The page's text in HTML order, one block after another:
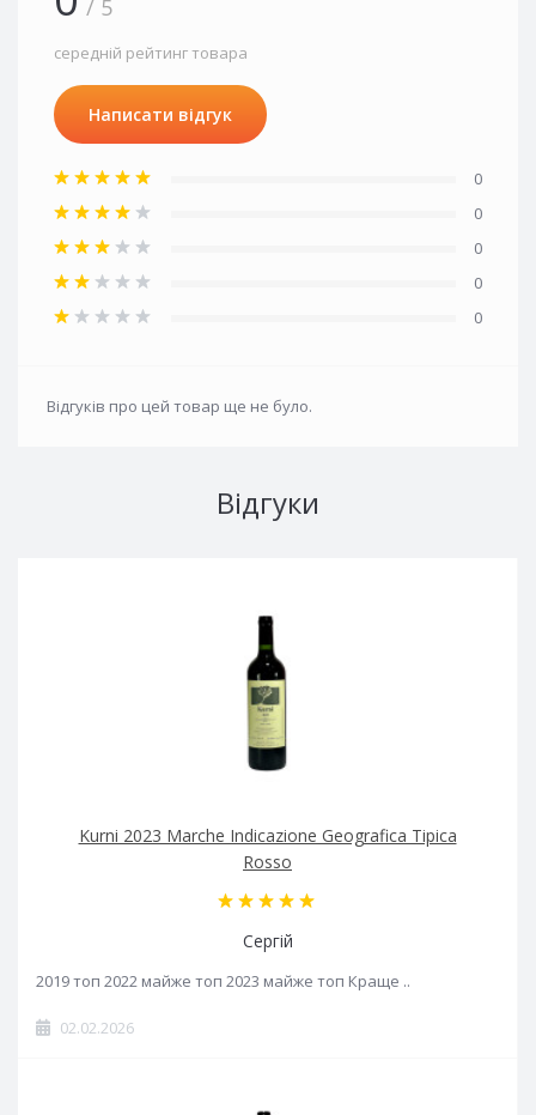
/ 5
середній рейтинг товара
Написати відгук
0
0
0
0
0
Відгуків про цей товар ще не було.
Відгуки
Kurni 2023 Marche Indicazione Geografica Tipica
Rosso
Сергій
2019 топ 2022 майже топ 2023 майже топ Краще ..
02.02.2026